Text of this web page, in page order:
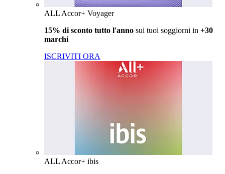
ALL Accor+ Voyager
15% di sconto tutto l'anno sui tuoi soggiorni in +30
marchi
ISCRIVITI ORA
ALL Accor+ ibis